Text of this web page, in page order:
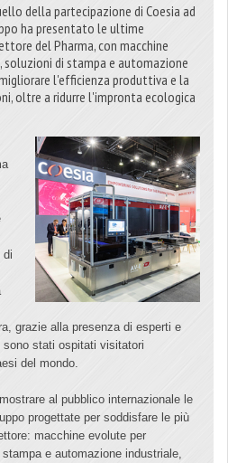
della partecipazione di Coesia ad
ha presentato le ultime
del Pharma, con macchine
di stampa e automazione
l'efficienza produttiva e la
oltre a ridurre l'impronta ecologica
di
grazie alla presenza di esperti e
stati ospitati visitatori
del mondo.
al pubblico internazionale le
progettate per soddisfare le più
macchine evolute per
e automazione industriale,